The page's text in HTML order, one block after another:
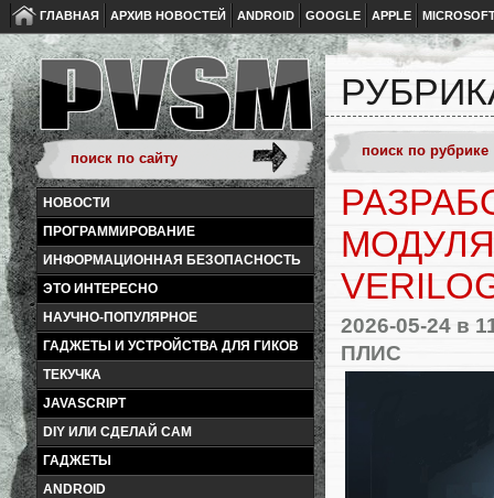
ГЛАВНАЯ АРХИВ НОВОСТЕЙ ANDROID GOOGLE APPLE
НОВОСТИ
ПРОГРАММИРОВАНИЕ
ИНФОРМАЦИОННАЯ БЕЗОПАСНОСТЬ
ЭТО ИНТЕРЕСНО
НАУЧНО-ПОПУЛЯРНОЕ
ГАДЖЕТЫ И УСТРОЙСТВА ДЛЯ ГИКОВ
ТЕКУЧКА
JAVASCRIPT
DIY ИЛИ СДЕЛАЙ САМ
ГАДЖЕТЫ
ANDROID
МОДУЛЯ
2026-05-24 в
ПЛИС